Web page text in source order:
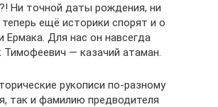
Ни точной даты рождения, ни
ещё историки спорят и о
Для нас он навсегда
Тимофеевич — казачий атаман.
рукописи по-разному
так и фамилию предводителя